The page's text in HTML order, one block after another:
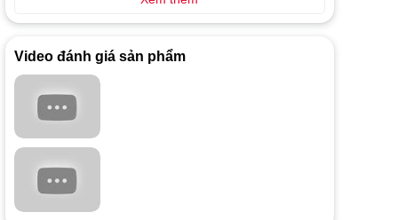
Video đánh giá sản phẩm